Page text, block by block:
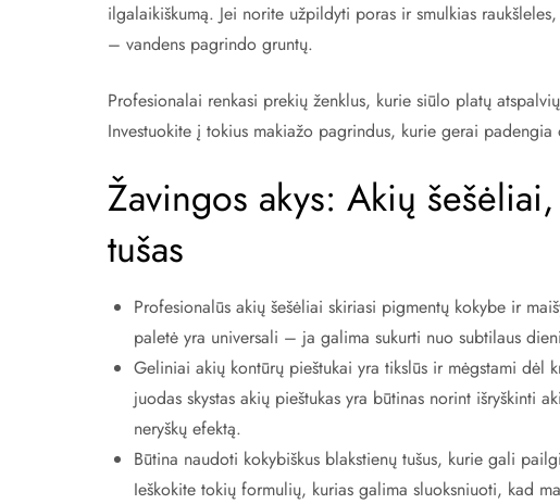
ilgalaikiškumą. Jei norite užpildyti poras ir smulkias
– vandens pagrindo gruntų.
Profesionalai renkasi prekių ženklus, kurie siūlo platų
Investuokite į tokius makiažo pagrindus, kurie gerai
Žavingos akys: Akių
tušas
Profesionalūs akių šešėliai skiriasi pigmentų kokybe ir
paletė yra universali – ja galima sukurti nuo subtilaus
Geliniai akių kontūrų pieštukai yra tikslūs ir mėgstami dėl
juodas skystas akių pieštukas yra būtinas norint išryškinti
neryškų efektą.
Būtina naudoti kokybiškus blakstienų tušus, kurie gali
Ieškokite tokių formulių, kurias galima sluoksniuoti, kad